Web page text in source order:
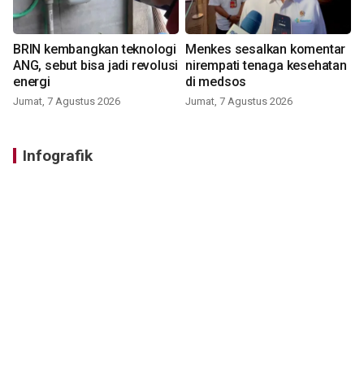
BRIN kembangkan teknologi
ANG, sebut bisa jadi revolusi
energi
Jumat, 7 Agustus 2026
Menkes sesalkan komentar
nirempati tenaga kesehatan
di medsos
Jumat, 7 Agustus 2026
Infografik